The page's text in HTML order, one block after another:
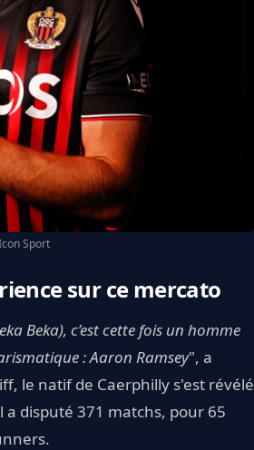
Sport
sur ce mercato
Beka), c’est cette fois un homme
: Aaron Ramsey", a
le natif de Caerphilly s'est révélé
a disputé 371 matchs, pour 65